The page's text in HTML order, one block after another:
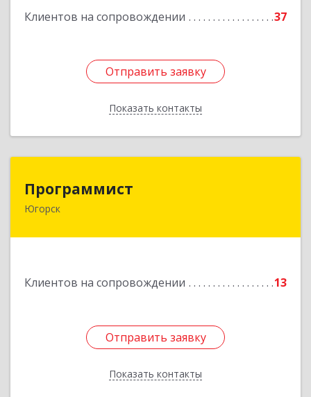
Клиентов на сопровождении 37
Отправить заявку
Показать контакты
Отправить заявку
Назад
Программист
Югорск
Клиентов на сопровождении 13
Отправить заявку
Показать контакты
628264, Ханты-Мансийский Автономный округ
Подробнее
Отправить заявку
Назад